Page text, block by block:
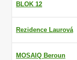
BLOK 12
Rezidence Laurová
MOSAIQ Beroun